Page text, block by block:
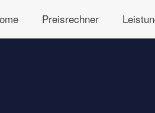
Preisrechner